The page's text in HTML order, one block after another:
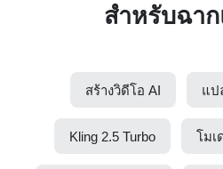
สำหรับฉา
สร้างวิดีโอ AI แป
Kling 2.5 Turbo โมเ